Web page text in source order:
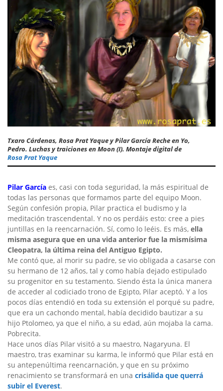
Txaro Cárdenas, Rosa Prat Yaque y Pilar García Reche en Yo,
Pedro. Luchas y traiciones en Moon (I). Montaje digital de
Rosa Prat Yaque
Pilar García es, casi con toda seguridad, la más espiritual de
todas las personas que formamos parte del equipo Moon.
Según confesión propia, Pilar practica el budismo y la
meditación trascendental. Y no os perdáis esto: cree a pies
juntillas en la reencarnación. Sí, como lo leéis. Es más, ella
misma asegura que en una vida anterior fue la mismísima
Cleopatra, la última reina del Antiguo Egipto.
Me contó que, al morir su padre, se vio obligada a casarse con
su hermano de 12 años, tal y como había dejado estipulado
su progenitor en su testamento. Siendo ésta la única manera
de acceder al codiciado trono de Egipto, Pilar aceptó. Y a los
pocos días entendió en toda su extensión el porqué su padre,
que era un cachondo mental, había decidido bautizar a su
hijo Ptolomeo, ya que el niño, a su edad, aún mojaba la cama.
Pobrecita.
Hace unos días Pilar visitó a su maestro, Nagaryuna. El
maestro, tras examinar su karma, le informó que Pilar está en
su antepenúltima reencarnación, y que en su próximo
renacimiento se transformará en una crisálida que querrá
subir el Everest.